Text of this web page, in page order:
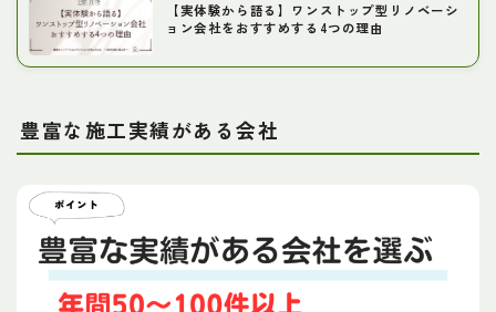
【実体験から語る】ワンストップ型リノベーシ
ョン会社をおすすめする4つの理由
豊富な施工実績がある会社